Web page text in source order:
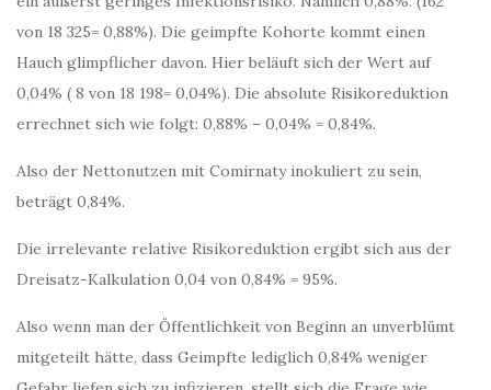
von 18 325= 0,88%). Die geimpfte Kohorte kommt einen
Hauch glimpflicher davon. Hier beläuft sich der Wert auf
0,04% ( 8 von 18 198= 0,04%). Die absolute Risikoreduktion
errechnet sich wie folgt: 0,88% – 0,04% = 0,84%.
Also der Nettonutzen mit Comirnaty inokuliert zu sein,
beträgt 0,84%.
Die irrelevante relative Risikoreduktion ergibt sich aus der
Dreisatz-Kalkulation 0,04 von 0,84% = 95%.
Also wenn man der Öffentlichkeit von Beginn an unverblümt
mitgeteilt hätte, dass Geimpfte lediglich 0,84% weniger